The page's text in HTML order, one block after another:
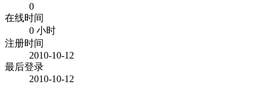
0
在线时间
0 小时
注册时间
2010-10-12
最后登录
2010-10-12